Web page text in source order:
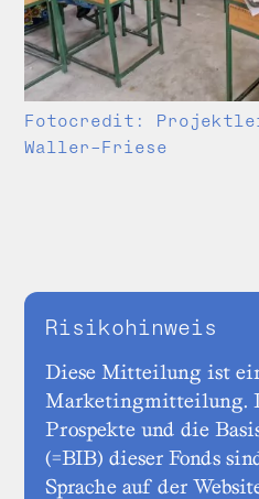
Fotocredit:
Waller-Friese
Risikohinweis
Diese Mitteilung ist
Marketingmitteilung.
Prospekte und die
(=BIB) dieser Fonds
Sprache auf der